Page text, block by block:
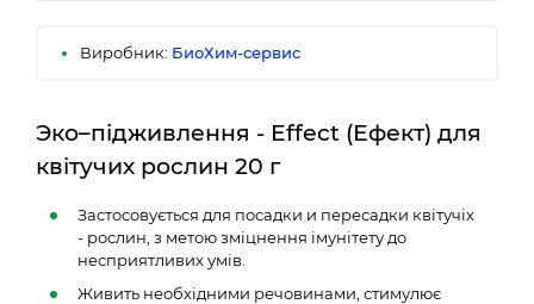
Виробник: БиоХим-сервис
Эко–підживлення - Effect (Ефект) для
квітучих рослин 20 г
Застосовується для посадки и пересадки квітучіх
- рослин, з метою зміцнення імунітету до
несприятливих умів.
Живить необхідними речовинами, стимулює